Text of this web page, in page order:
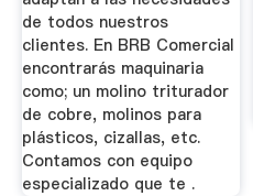
de todos nuestros
clientes. En BRB Comercial
encontrarás maquinaria
como; un molino triturador
de cobre, molinos para
plásticos, cizallas, etc.
Contamos con equipo
especializado que te .